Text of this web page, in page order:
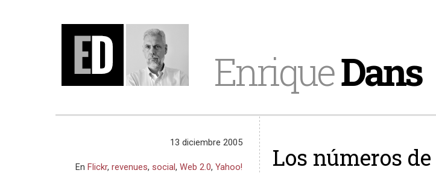
EnriqueDans
Los números
13 diciembre 2005
EnFlickr,revenues, social,Web 2.0,Yahoo!